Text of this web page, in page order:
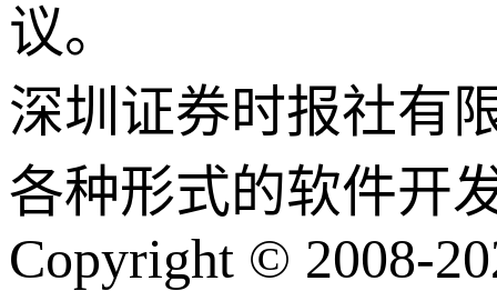
议。
深圳证券时报社有
各种形式的软件开
Copyright © 2008-